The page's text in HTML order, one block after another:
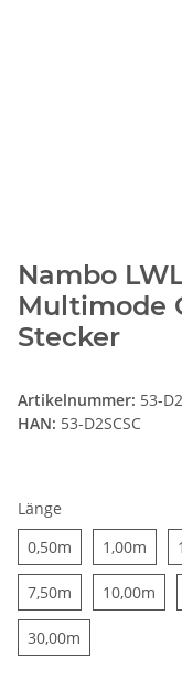
Nambo
Multimode
Stecker
Artikelnummer: 53-
HAN: 53-D2SCSC
Länge
0,50m 0,50m1,00m
7,50m 7,50m10,00m
30,00m